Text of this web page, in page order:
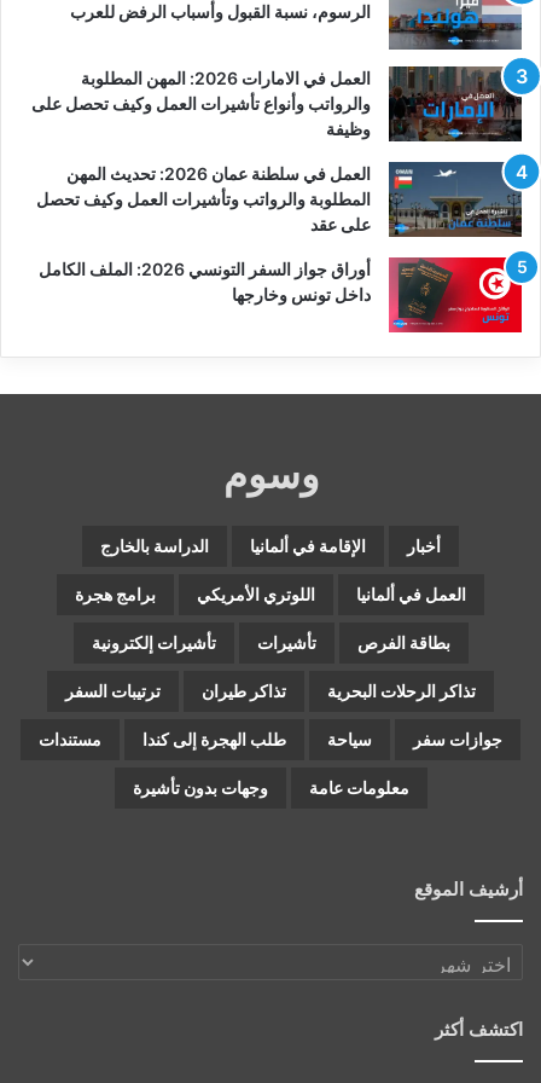
الرسوم، نسبة القبول وأسباب الرفض للعرب
العمل في الامارات 2026: المهن المطلوبة
والرواتب وأنواع تأشيرات العمل وكيف تحصل على
وظيفة
العمل في سلطنة عمان 2026: تحديث المهن
المطلوبة والرواتب وتأشيرات العمل وكيف تحصل
على عقد
أوراق جواز السفر التونسي 2026: الملف الكامل
داخل تونس وخارجها
وسوم
أخبار الإقامة في ألمانيا الدراسة بالخارج
العمل في ألمانيا اللوتري الأمريكي برامج هجرة
بطاقة الفرص تأشيرات تأشيرات إلكترونية
تذاكر الرحلات البحرية تذاكر طيران ترتيبات السفر
جوازات سفر سياحة طلب الهجرة إلى كندا مستندات
معلومات عامة وجهات بدون تأشيرة
أرشيف الموقع
أرشيف
اكتشف أكثر